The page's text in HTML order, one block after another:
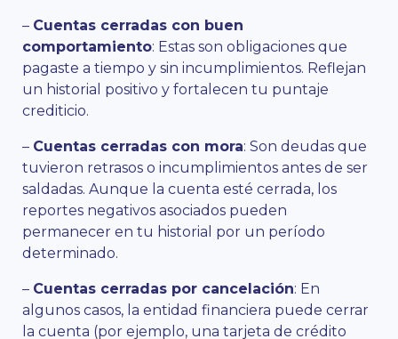
– Cuentas cerradas con buen
comportamiento: Estas son obligaciones que
pagaste a tiempo y sin incumplimientos. Reflejan
un historial positivo y fortalecen tu puntaje
crediticio.
– Cuentas cerradas con mora: Son deudas que
tuvieron retrasos o incumplimientos antes de ser
saldadas. Aunque la cuenta esté cerrada, los
reportes negativos asociados pueden
permanecer en tu historial por un período
determinado.
– Cuentas cerradas por cancelación: En
algunos casos, la entidad financiera puede cerrar
la cuenta (por ejemplo, una tarjeta de crédito